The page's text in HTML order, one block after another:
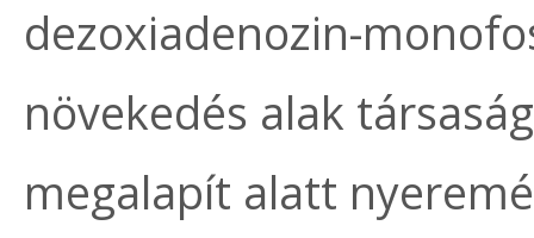
dezoxiadenozin-
növekedés alak
megalapít alatt